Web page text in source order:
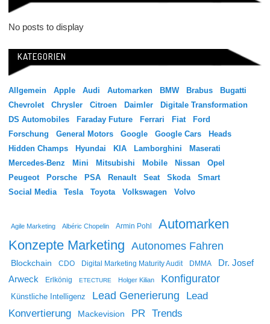
No posts to display
KATEGORIEN
Allgemein Apple Audi Automarken BMW Brabus
Bugatti
Chevrolet
Chrysler Citroen Daimler
Digitale Transformation
DS Automobiles
Faraday Future Ferrari Fiat
Ford
Forschung
General Motors Google Google Cars
Heads
Hidden Champs
Hyundai KIA Lamborghini
Maserati
Mercedes-Benz
Mini Mitsubishi Mobile Nissan
Opel
Peugeot
Porsche PSA Renault Seat Skoda
Smart
Social Media
Tesla Toyota Volkswagen Volvo
Agile Marketing Albéric Chopelin Armin Pohl
Automarken
Konzepte Marketing Autonomes Fahren
Blockchain CDO Digital Marketing Maturity Audit DMMA
Dr. Josef
Arweck
Erlkönig ETECTURE Holger Kilian Konfigurator
Künstliche Intelligenz Lead Generierung
Lead
Konvertierung
Mackevision PR Trends